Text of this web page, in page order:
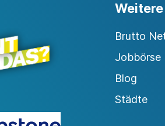
Brutto
Jobbörse
Blog
Städte